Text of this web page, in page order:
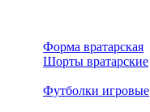
Форма вратарская
Шорты вратарские
Футболки игровые